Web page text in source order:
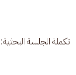
تكملة الجلسة البحثية: